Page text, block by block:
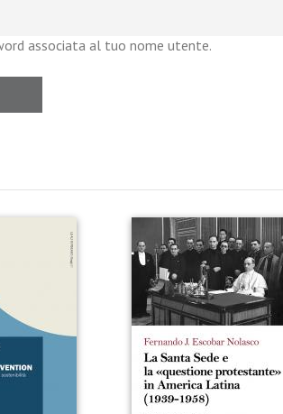
associata al tuo nome utente.